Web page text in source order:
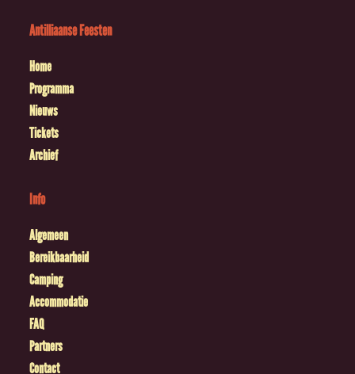
Antilliaanse Feesten
Home
Programma
Nieuws
Tickets
Archief
Info
Algemeen
Bereikbaarheid
Camping
Accommodatie
FAQ
Partners
Contact